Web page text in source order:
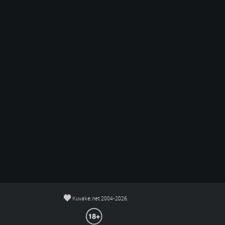
© Kuvake.net 2004-2026.